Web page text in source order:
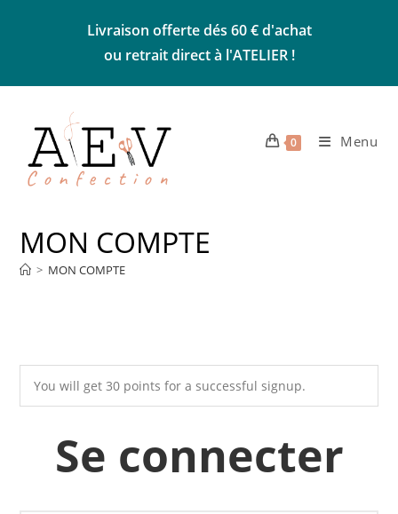
Livraison offerte dés 60 € d'achat
ou retrait direct à l'ATELIER !
0 Menu
MON COMPTE
> MON COMPTE
You will get 30 points for a successful signup.
Se connecter